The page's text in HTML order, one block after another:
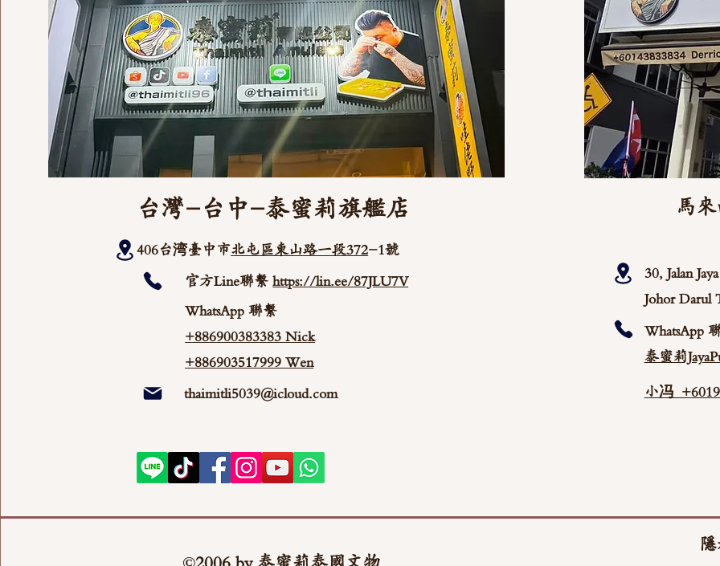
台灣-台中-泰蜜莉旗艦店
406台湾臺中市北屯區東山路一段372-1號
官方Line聯繫https://lin.ee/87JLU7V
WhatsApp 聯繫
+886900383383 Nick
+886903517999 Wen
thaimitli5039@icloud.com
馬
30, Jalan
Johor Darul
WhatsApp
泰蜜莉
小冯